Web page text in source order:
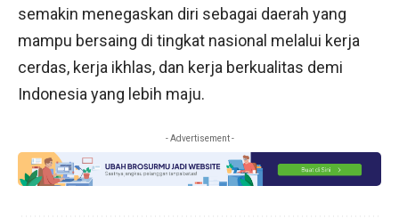
semakin menegaskan diri sebagai daerah yang
mampu bersaing di tingkat nasional melalui kerja
cerdas, kerja ikhlas, dan kerja berkualitas demi
Indonesia yang lebih maju.
- Advertisement -